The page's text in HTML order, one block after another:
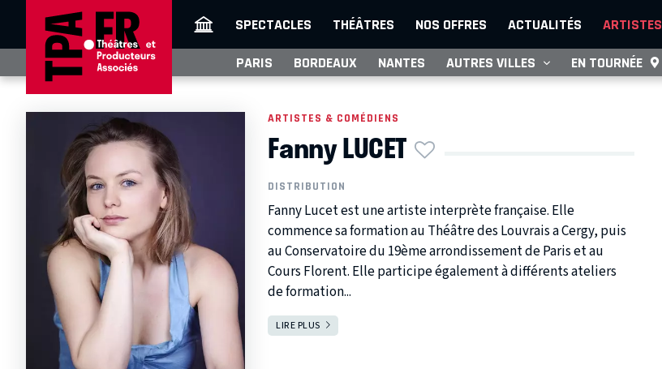
SPECTACLES THÉÂTRES NOS OFFRES ACTUALITÉS ARTISTES
PARIS BORDEAUX NANTES AUTRES VILLES EN TOURNÉE
ARTISTES & COMÉDIENS
Fanny LUCET
DISTRIBUTION
Fanny Lucet est une artiste interprète française. Elle
commence sa formation au Théâtre des Louvrais a Cergy, puis
au Conservatoire du 19ème arrondissement de Paris et au
Cours Florent. Elle participe également à différents ateliers
de formation...
LIRE PLUS